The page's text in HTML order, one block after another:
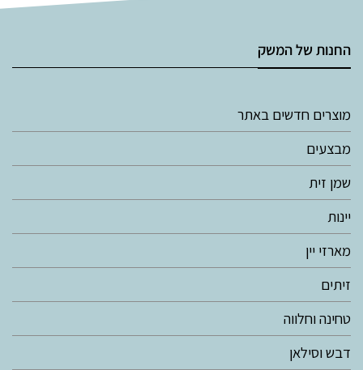
החנות של המשק
מוצרים חדשים באתר
מבצעים
שמן זית
יינות
מארזי יין
זיתים
טחינה וחלווה
דבש וסילאן